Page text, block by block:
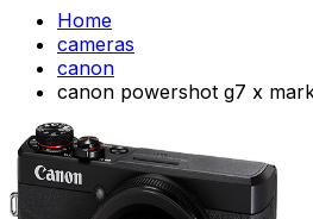
Home
cameras
canon
canon powershot g7 x